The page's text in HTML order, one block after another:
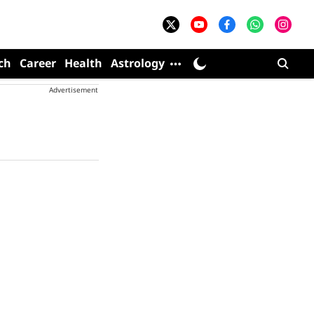
Career Health Astrology
Advertisement